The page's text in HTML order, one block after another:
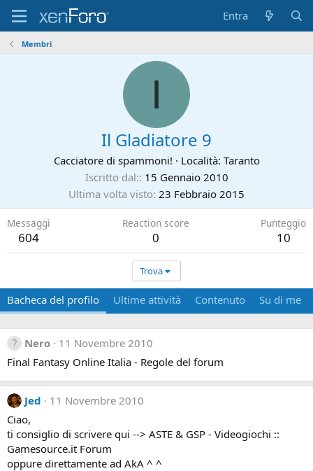
Entra
Membri
I
Il Gladiatore 9
Cacciatore di spammoni! · Località: Taranto
Iscritto dal: 15 Gennaio 2010
Ultima volta visto 23 Febbraio 2015
Messaggi
604
Reaction score
0
Punteggio
10
Trova
Bacheca del profilo Ultime attività Contenuto Su di me
Nero
11 Novembre 2010
Final Fantasy Online Italia - Regole del forum
Jed
11 Novembre 2010
Ciao,
ti consiglio di scrivere qui --> ASTE & GSP - Videogiochi ::
Gamesource.it Forum
oppure direttamente ad AkA ^ ^